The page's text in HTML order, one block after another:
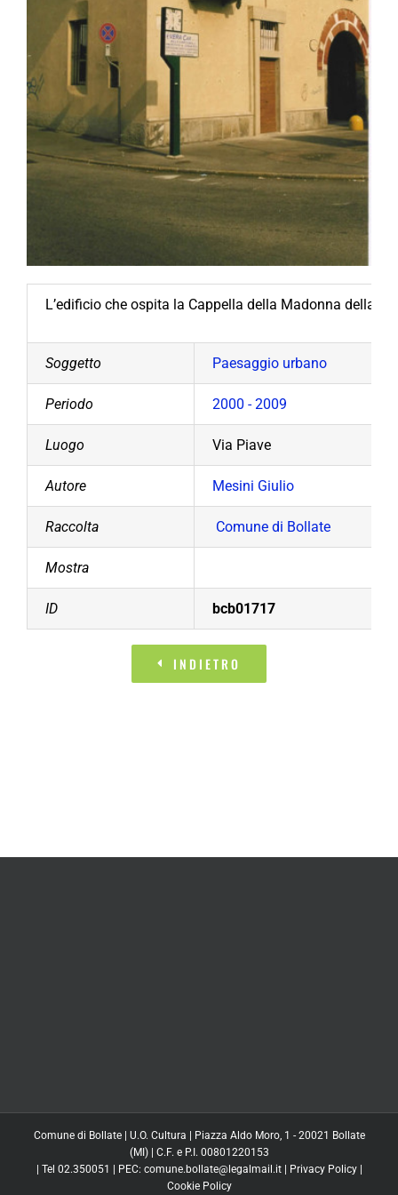
L’edificio che ospita la Cappella della Madonna della
Soggetto Paesaggio urbano
Periodo 2000 - 2009
Luogo Via Piave
Autore Mesini Giulio
Raccolta Comune di Bollate
Mostra
ID bcb01717
INDIETRO
Comune di Bollate | U.O. Cultura | Piazza Aldo Moro, 1 - 20021 Bollate
(MI) | C.F. e P.I. 00801220153
| Tel 02.350051 | PEC: comune.bollate@legalmail.it |
Privacy Policy|
Cookie Policy